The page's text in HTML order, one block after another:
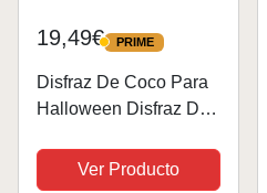
19,49€ PRIME
PRIME
Disfraz De Coco Para
Halloween Disfraz De
CamisetaVer Producto